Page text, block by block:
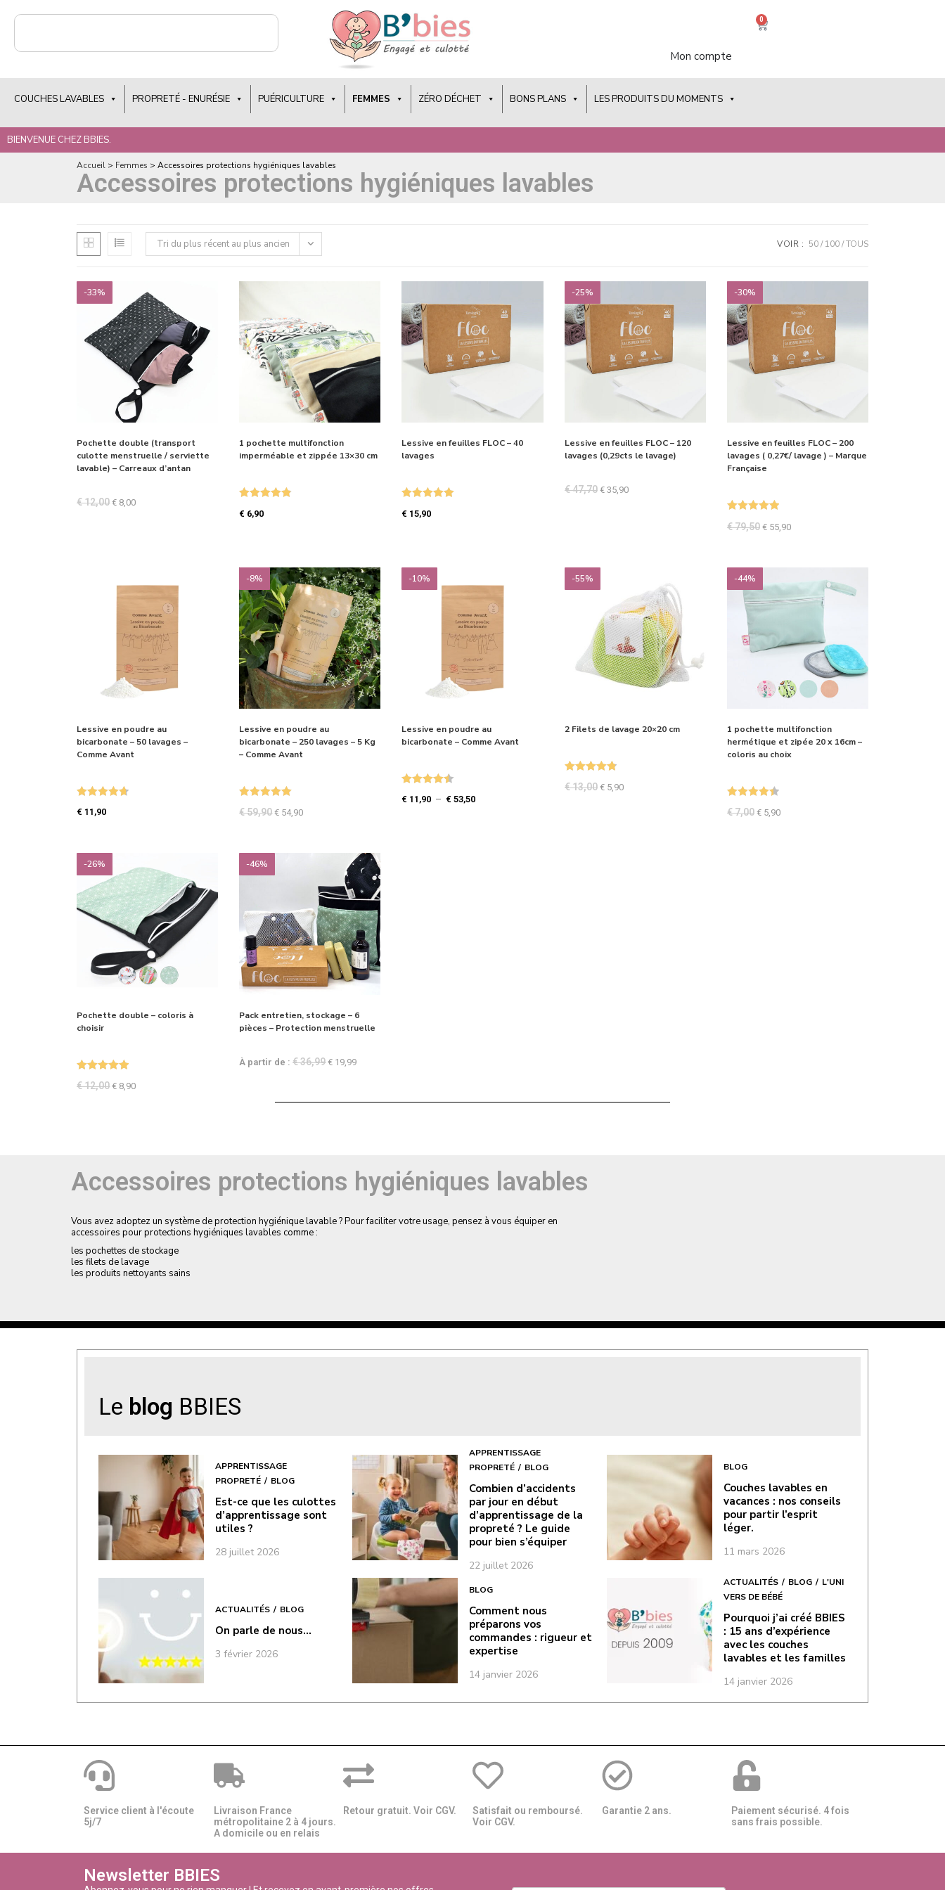
Mon compte
0
COUCHES LAVABLES PROPRETÉ - ENURÉSIE PUÉRICULTURE FEMMES ZÉRO DÉCHET BONS PLANS LES PRODUITS DU MOMENTS
BIENVENUE CHEZ BBIES.
Accueil > Femmes >Accessoires protections hygiéniques lavables
Accessoires protections hygiéniques lavables
Tri du plus récent au plus ancien VOIR : 50 100 TOUS
-33%
Pochette double (transport
culotte menstruelle / serviette
lavable) – Carreaux d’antan
€12,00 € 8,00
1 pochette multifonction
imperméable et zippée 13×30 cm
€ 6,90
Lessive en feuilles FLOC – 40
lavages
€ 15,90
-25%
Lessive en feuilles FLOC – 120
lavages (0,29cts le lavage)
€47,70 €35,90
-30%
Lessive en feuilles FLOC – 200
lavages ( 0,27€/ lavage ) – Marque
Française
€79,50 €55,90
Lessive en poudre au
bicarbonate – 50 lavages –
Comme Avant
€ 11,90
-8%
Lessive en poudre au
bicarbonate – 250 lavages – 5 Kg
– Comme Avant
€59,90 € 54,90
-10%
Lessive en poudre au
bicarbonate – Comme Avant
€ 11,90 – € 53,50
-55%
2 Filets de lavage 20×20 cm
€13,00 €5,90
-44%
1 pochette multifonction
hermétique et zipée 20 x 16cm –
coloris au choix
€7,00 €5,90
-26%
Pochette double – coloris à
choisir
€12,00 € 8,90
-46%
Pack entretien, stockage – 6
pièces – Protection menstruelle
À partir de :€36,99 € 19,99
Accessoires protections hygiéniques lavables
Vous avez adoptez un système de protection hygiénique lavable ? Pour faciliter votre usage, pensez à vous équiper en
accessoires pour protections hygiéniques lavables comme :
les pochettes de stockage
les filets de lavage
les produits nettoyants sains
Le blog BBIES
APPRENTISSAGE
PROPRETÉ
BLOG
Est-ce que les culottes
d’apprentissage sont
utiles ?
28 juillet 2026
APPRENTISSAGE
PROPRETÉ
BLOG
Combien d’accidents
par jour en début
d’apprentissage de la
propreté ? Le guide
pour bien s’équiper
22 juillet 2026
BLOG
Couches lavables en
vacances : nos conseils
pour partir l’esprit
léger.
11 mars 2026
ACTUALITÉS BLOG
On parle de nous…
3 février 2026
BLOG
Comment nous
préparons vos
commandes : rigueur et
expertise
14 janvier 2026
ACTUALITÉS BLOG
L'UNI
VERS DE BÉBÉ
Pourquoi j’ai créé BBIES
: 15 ans d’expérience
avec les couches
lavables et les familles
14 janvier 2026
Service client à l'écoute
5j/7
Livraison France
métropolitaine 2 à 4 jours.
A domicile ou en relais​​
Retour gratuit. Voir CGV.
Satisfait ou remboursé.
Voir CGV.
Garantie 2 ans.
Paiement sécurisé. 4 fois
sans frais possible.
Newsletter BBIES